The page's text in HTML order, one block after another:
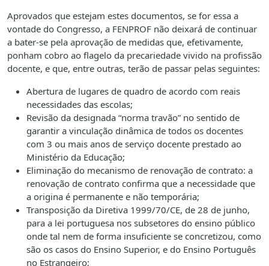
Aprovados que estejam estes documentos, se for essa a
vontade do Congresso, a FENPROF não deixará de continuar
a bater-se pela aprovação de medidas que, efetivamente,
ponham cobro ao flagelo da precariedade vivido na profissão
docente, e que, entre outras, terão de passar pelas seguintes:
Abertura de lugares de quadro de acordo com reais
necessidades das escolas;
Revisão da designada “norma travão” no sentido de
garantir a vinculação dinâmica de todos os docentes
com 3 ou mais anos de serviço docente prestado ao
Ministério da Educação;
Eliminação do mecanismo de renovação de contrato: a
renovação de contrato confirma que a necessidade que
a origina é permanente e não temporária;
Transposição da Diretiva 1999/70/CE, de 28 de junho,
para a lei portuguesa nos subsetores do ensino público
onde tal nem de forma insuficiente se concretizou, como
são os casos do Ensino Superior, e do Ensino Português
no Estrangeiro;